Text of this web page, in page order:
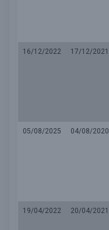
16/12/2022 17/12/2021
05/08/2025 04/08/2020
19/04/2022 20/04/2021